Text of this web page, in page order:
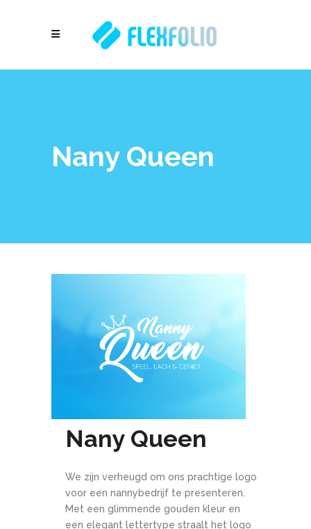
Nany Queen
Nany Queen
We zijn verheugd om ons prachtige logo
voor een nannybedrijf te presenteren.
Met een glimmende gouden kleur en
een elegant lettertype straalt het logo